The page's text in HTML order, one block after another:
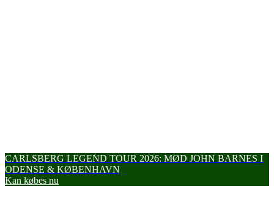
CARLSBERG LEGEND TOUR 2026: MØD JOHN BARNES I
ODENSE & KØBENHAVN
Kan købes nu